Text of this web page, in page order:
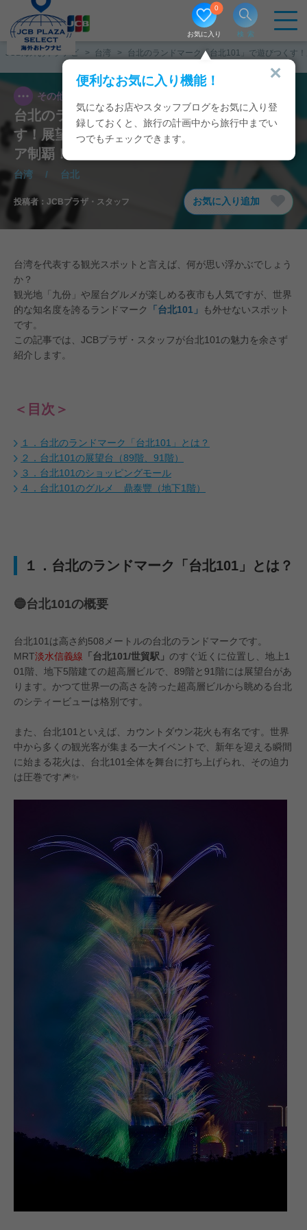
お気に入り
0
便利なお気に入り機能！
気になるお店やスタッフブログをお気に入り登
録しておくと、旅行の計画中から旅行中までい
つでもチェックできます。
検索
JCB海外おトクナビ 台湾 台北のランドマーク「台北101」で遊びつくす
その他
台北のランドマーク「台北101」で遊びつく
す！展望台～ショッピング～食事まで全フロ
ア制覇！
台湾 / 台北
投稿者： JCBプラザ・スタッフ お気に入り追加
台湾を代表する観光スポットと言えば、何が思い浮かぶでしょう
か？
観光地「九份」や屋台グルメが楽しめる夜市も人気ですが、世界
的な知名度を誇るランドマーク
「台北101」
も外せないスポット
です。
この記事では、JCBプラザ・スタッフが台北101の魅力を余さず
紹介します。
＜目次＞
１．台北のランドマーク「台北101」とは？
２．台北101の展望台（89階、91階）
３．台北101のショッピングモール
４．台北101のグルメ 鼎泰豐（地下1階）
１．台北のランドマーク「台北101」とは？
🔵台北101の概要
台北101は高さ約508メートルの台北のランドマークです。
MRT淡水信義線 「台北101/世貿駅」 のすぐ近くに位置し、地上1
01階、地下5階建ての超高層ビルで、89階と91階には展望台があ
ります。かつて世界一の高さを誇った超高層ビルから眺める台北
のシティービューは格別です。
また、台北101といえば、カウントダウン花火も有名です。世界
中から多くの観光客が集まる一大イベントで、新年を迎える瞬間
に始まる花火は、台北101全体を舞台に打ち上げられ、その迫力
は圧巻です🎆✨